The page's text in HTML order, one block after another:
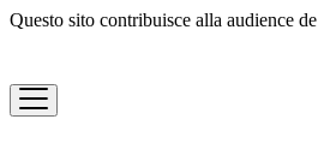
Questo sito contribuisce alla audience de